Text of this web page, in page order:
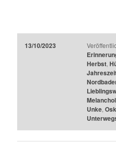
13/10/2023
Herbst,
Unke,